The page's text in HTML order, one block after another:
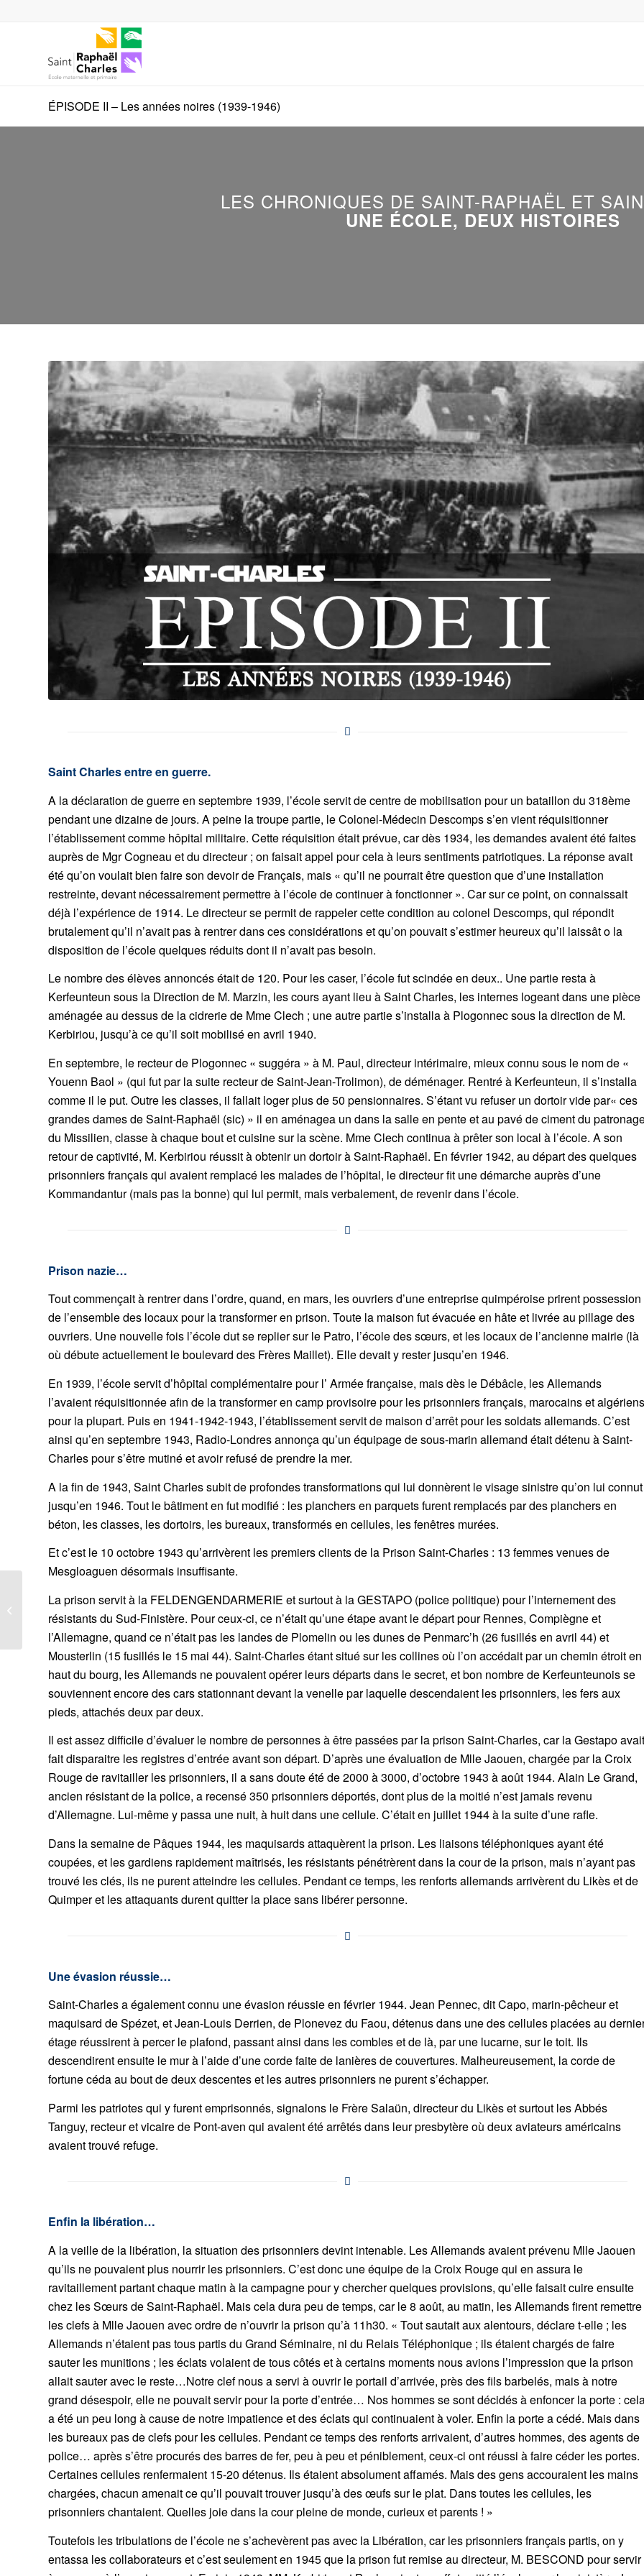
ÉPISODE II – Les années noires (1939-1946)
LES CHRONIQUES DE SAINT-RAPHAËL ET
UNE ÉCOLE, DEUX HISTOIRES
Saint Charles entre en guerre.
A la déclaration de guerre en septembre 1939, l’école servit de centre de mobilisation pour un bataillon du 318ème
pendant une dizaine de jours. A peine la troupe partie, le Colonel-Médecin Descomps s’en vient réquisitionner
l’établissement comme hôpital militaire. Cette réquisition était prévue, car dès 1934, les demandes avaient été faites
auprès de Mgr Cogneau et du directeur ; on faisait appel pour cela à leurs sentiments patriotiques. La réponse avait
été qu’on voulait bien faire son devoir de Français, mais « qu’il ne pourrait être question que d’une installation
restreinte, devant nécessairement permettre à l’école de continuer à fonctionner ». Car sur ce point, on connaissait
déjà l’expérience de 1914. Le directeur se permit de rappeler cette condition au colonel Descomps, qui répondit
brutalement qu’il n’avait pas à rentrer dans ces considérations et qu’on pouvait s’estimer heureux qu’il laissât o la
disposition de l’école quelques réduits dont il n’avait pas besoin.
Le nombre des élèves annoncés était de 120. Pour les caser, l’école fut scindée en deux.. Une partie resta à
Kerfeunteun sous la Direction de M. Marzin, les cours ayant lieu à Saint Charles, les internes logeant dans une pièce
aménagée au dessus de la cidrerie de Mme Clech ; une autre partie s’installa à Plogonnec sous la direction de M.
Kerbiriou, jusqu’à ce qu’il soit mobilisé en avril 1940.
En septembre, le recteur de Plogonnec « suggéra » à M. Paul, directeur intérimaire, mieux connu sous le nom de «
Youenn Baol » (qui fut par la suite recteur de Saint-Jean-Trolimon), de déménager. Rentré à Kerfeunteun, il s’installa
comme il le put. Outre les classes, il fallait loger plus de 50 pensionnaires. S’étant vu refuser un dortoir vide par« ces
grandes dames de Saint-Raphaël (sic) » il en aménagea un dans la salle en pente et au pavé de ciment du
du Missilien, classe à chaque bout et cuisine sur la scène. Mme Clech continua à prêter son local à l’école. A son
retour de captivité, M. Kerbiriou réussit à obtenir un dortoir à Saint-Raphaël. En février 1942, au départ des quelques
prisonniers français qui avaient remplacé les malades de l’hôpital, le directeur fit une démarche auprès d’une
Kommandantur (mais pas la bonne) qui lui permit, mais verbalement, de revenir dans l’école.
Prison nazie…
Tout commençait à rentrer dans l’ordre, quand, en mars, les ouvriers d’une entreprise quimpéroise prirent possession
de l’ensemble des locaux pour la transformer en prison. Toute la maison fut évacuée en hâte et livrée au pillage des
ouvriers. Une nouvelle fois l’école dut se replier sur le Patro, l’école des sœurs, et les locaux de l’ancienne mairie (là
où débute actuellement le boulevard des Frères Maillet). Elle devait y rester jusqu’en 1946.
En 1939, l’école servit d’hôpital complémentaire pour l’ Armée française, mais dès le Débâcle, les Allemands
l’avaient réquisitionnée afin de la transformer en camp provisoire pour les prisonniers français, marocains et algériens
pour la plupart. Puis en 1941-1942-1943, l’établissement servit de maison d’arrêt pour les soldats allemands. C’est
ainsi qu’en septembre 1943, Radio-Londres annonça qu’un équipage de sous-marin allemand était détenu à Saint-
Charles pour s’être mutiné et avoir refusé de prendre la mer.
A la fin de 1943, Saint Charles subit de profondes transformations qui lui donnèrent le visage sinistre qu’on lui connut
jusqu’en 1946. Tout le bâtiment en fut modifié : les planchers en parquets furent remplacés par des planchers en
béton, les classes, les dortoirs, les bureaux, transformés en cellules, les fenêtres murées.
Et c’est le 10 octobre 1943 qu’arrivèrent les premiers clients de la Prison Saint-Charles : 13 femmes venues de
Mesgloaguen désormais insuffisante.
La prison servit à la FELDENGENDARMERIE et surtout à la GESTAPO (police politique) pour l’internement des
résistants du Sud-Finistère. Pour ceux-ci, ce n’était qu’une étape avant le départ pour Rennes, Compiègne et
l’Allemagne, quand ce n’était pas les landes de Plomelin ou les dunes de Penmarc’h (26 fusillés en avril 44) et
Mousterlin (15 fusillés le 15 mai 44). Saint-Charles étant situé sur les collines où l’on accédait par un chemin étroit en
haut du bourg, les Allemands ne pouvaient opérer leurs départs dans le secret, et bon nombre de Kerfeunteunois se
souviennent encore des cars stationnant devant la venelle par laquelle descendaient les prisonniers, les fers aux
pieds, attachés deux par deux.
Il est assez difficile d’évaluer le nombre de personnes à être passées par la prison Saint-Charles, car la Gestapo avait
fait disparaitre les registres d’entrée avant son départ. D’après une évaluation de Mlle Jaouen, chargée par la Croix
Rouge de ravitailler les prisonniers, il a sans doute été de 2000 à 3000, d’octobre 1943 à août 1944. Alain Le Grand,
ancien résistant de la police, a recensé 350 prisonniers déportés, dont plus de la moitié n’est jamais revenu
d’Allemagne. Lui-même y passa une nuit, à huit dans une cellule. C’était en juillet 1944 à la suite d’une rafle.
Dans la semaine de Pâques 1944, les maquisards attaquèrent la prison. Les liaisons téléphoniques ayant été
coupées, et les gardiens rapidement maîtrisés, les résistants pénétrèrent dans la cour de la prison, mais n’ayant pas
trouvé les clés, ils ne purent atteindre les cellules. Pendant ce temps, les renforts allemands arrivèrent du Likès et de
Quimper et les attaquants durent quitter la place sans libérer personne.
Une évasion réussie…
Saint-Charles a également connu une évasion réussie en février 1944. Jean Pennec, dit Capo, marin-pêcheur et
maquisard de Spézet, et Jean-Louis Derrien, de Plonevez du Faou, détenus dans une des cellules placées au
étage réussirent à percer le plafond, passant ainsi dans les combles et de là, par une lucarne, sur le toit. Ils
descendirent ensuite le mur à l’aide d’une corde faite de lanières de couvertures. Malheureusement, la corde de
fortune céda au bout de deux descentes et les autres prisonniers ne purent s’échapper.
Parmi les patriotes qui y furent emprisonnés, signalons le Frère Salaün, directeur du Likès et surtout les Abbés
Tanguy, recteur et vicaire de Pont-aven qui avaient été arrêtés dans leur presbytère où deux aviateurs américains
avaient trouvé refuge.
Enfin la libération…
A la veille de la libération, la situation des prisonniers devint intenable. Les Allemands avaient prévenu Mlle Jaouen
qu’ils ne pouvaient plus nourrir les prisonniers. C’est donc une équipe de la Croix Rouge qui en assura le
ravitaillement partant chaque matin à la campagne pour y chercher quelques provisions, qu’elle faisait cuire ensuite
chez les Sœurs de Saint-Raphaël. Mais cela dura peu de temps, car le 8 août, au matin, les Allemands firent remettre
les clefs à Mlle Jaouen avec ordre de n’ouvrir la prison qu’à 11h30. « Tout sautait aux alentours, déclare t-elle ; les
Allemands n’étaient pas tous partis du Grand Séminaire, ni du Relais Téléphonique ; ils étaient chargés de faire
sauter les munitions ; les éclats volaient de tous côtés et à certains moments nous avions l’impression que la prison
allait sauter avec le reste…Notre clef nous a servi à ouvrir le portail d’arrivée, près des fils barbelés, mais à notre
grand désespoir, elle ne pouvait servir pour la porte d’entrée… Nos hommes se sont décidés à enfoncer la porte :
a été un peu long à cause de notre impatience et des éclats qui continuaient à voler. Enfin la porte a cédé. Mais dans
les bureaux pas de clefs pour les cellules. Pendant ce temps des renforts arrivaient, d’autres hommes, des agents de
police… après s’être procurés des barres de fer, peu à peu et péniblement, ceux-ci ont réussi à faire céder les portes.
Certaines cellules renfermaient 15-20 détenus. Ils étaient absolument affamés. Mais des gens accouraient les mains
chargées, chacun amenait ce qu’il pouvait trouver jusqu’à des œufs sur le plat. Dans toutes les cellules, les
prisonniers chantaient. Quelles joie dans la cour pleine de monde, curieux et parents ! »
Toutefois les tribulations de l’école ne s’achevèrent pas avec la Libération, car les prisonniers français partis, on y
entassa les collaborateurs et c’est seulement en 1945 que la prison fut remise au directeur, M. BESCOND pour servir
ÉPISODE I – Le
commencement (1910-